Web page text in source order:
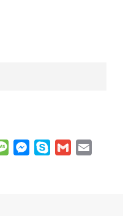
MessageMessenger
Skype Gmail